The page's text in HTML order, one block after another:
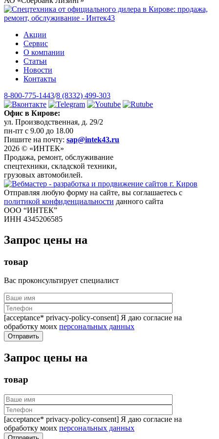
Акции
Сервис
О компании
Статьи
Новости
Контакты
8-800-775-1443/8 (8332) 499-303
Офис в Кирове:
ул. Производственная, д. 29/2
пн-пт с 9.00 до 18.00
Пишите на почту: sap@intek43.ru
2026 © «ИНТЕК»
Продажа, ремонт, обслуживание
спецтехники, складской техники,
грузовых автомобилей.
Отправляя любую форму на сайте, вы соглашаетесь с
политикой конфиденциальности данного сайта
ООО “ИНТЕК”
ИНН 4345206585
Запрос цены на
товар
Вас проконсультирует специалист
[acceptance* privacy-policy-consent] Я даю согласие на
обработку моих персональных данных
Запрос цены на
товар
[acceptance* privacy-policy-consent] Я даю согласие на
обработку моих персональных данных